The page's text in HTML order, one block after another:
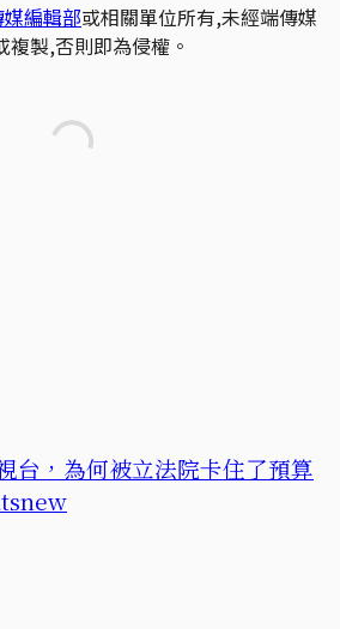
編輯部或相關單位所有,未經端傳媒
製,否則即為侵權。
台，為何被立法院卡住了預算